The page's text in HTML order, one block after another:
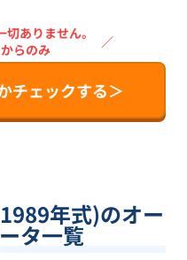
ありません。
らのみ
／
チェックする＞
年式)のオー
タ一覧